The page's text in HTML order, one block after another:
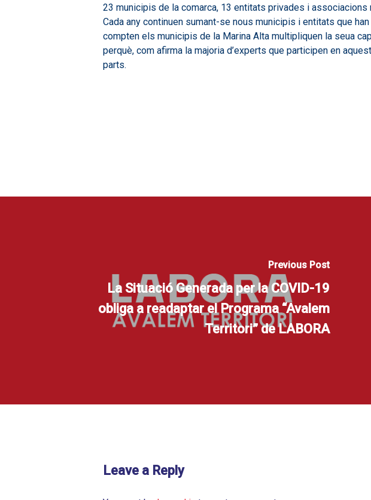
23 municipis de la comarca, 13 entitats privades i associacions
Cada any continuen sumant-se nous municipis i entitats que
compten els municipis de la Marina Alta multipliquen la seua
perquè, com afirma la majoria d’experts que participen en
parts.
Previous Post
La Situació Generada per la COVID-19
obliga a readaptar el Programa “Avalem
Territori” de LABORA
Leave a Reply